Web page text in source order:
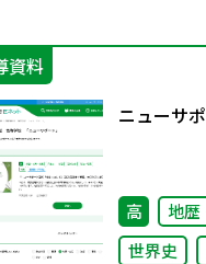
資料
ニューサ
高
地歴
世界史